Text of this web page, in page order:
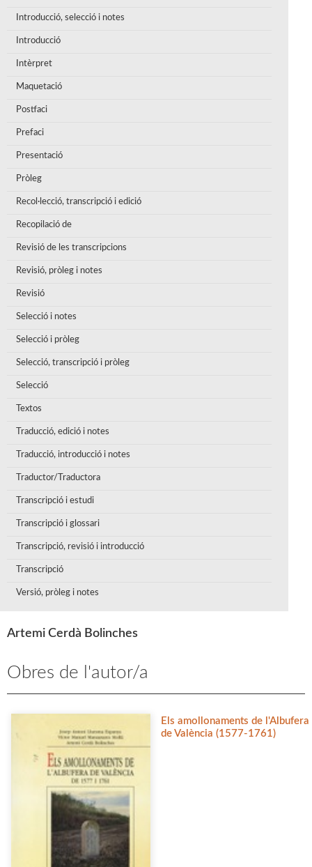
Introducció, selecció i notes
Introducció
Intèrpret
Maquetació
Postfaci
Prefaci
Presentació
Pròleg
Recol·lecció, transcripció i edició
Recopilació de
Revisió de les transcripcions
Revisió, pròleg i notes
Revisió
Selecció i notes
Selecció i pròleg
Selecció, transcripció i pròleg
Selecció
Textos
Traducció, edició i notes
Traducció, introducció i notes
Traductor/Traductora
Transcripció i estudi
Transcripció i glossari
Transcripció, revisió i introducció
Transcripció
Versió, pròleg i notes
Artemi Cerdà Bolinches
Obres de l'autor/a
Els amollonaments de l'Albufera
de València (1577-1761)